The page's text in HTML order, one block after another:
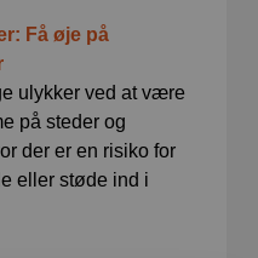
Få øje på
ulykker ved at være
på steder og
der er en risiko for
eller støde ind i